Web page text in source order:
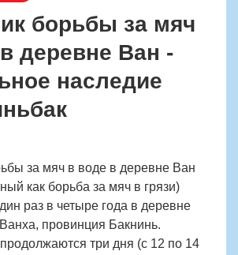
борьбы за мяч
деревне Ван -
наследие
за мяч в воде в деревне Ван
как борьба за мяч в грязи)
раз в четыре года в деревне
провинция Бакнинь.
три дня (с 12 по 14